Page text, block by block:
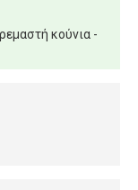
κούνια -